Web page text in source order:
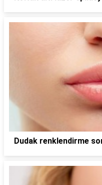
Dudak renklendirme